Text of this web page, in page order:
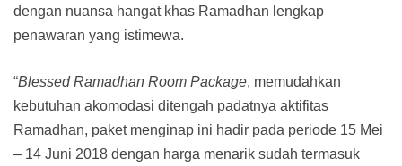
dengan nuansa hangat khas Ramadhan lengkap
penawaran yang istimewa.
“Blessed Ramadhan Room Package, memudahkan
kebutuhan akomodasi ditengah padatnya aktifitas
Ramadhan, paket menginap ini hadir pada periode 15 Mei
– 14 Juni 2018 dengan harga menarik sudah termasuk